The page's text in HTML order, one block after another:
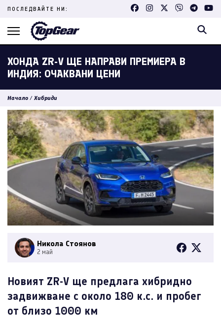
Skip
content
ПОСЛЕДВАЙТЕ НИ:
ХОНДА ZR-V ЩЕ НАПРАВИ ПРЕМИЕРА В
ИНДИЯ: ОЧАКВАНИ ЦЕНИ
Начало / Хибриди
Никола Стоянов
2 май
Новият ZR-V ще предлага хибридно
задвижване с около 180 к.с. и пробег
от близо 1000 км